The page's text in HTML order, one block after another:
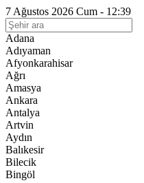
7 Ağustos 2026 Cum - 12:39
Adana
Adıyaman
Afyonkarahisar
Ağrı
Amasya
Ankara
Antalya
Artvin
Aydın
Balıkesir
Bilecik
Bingöl